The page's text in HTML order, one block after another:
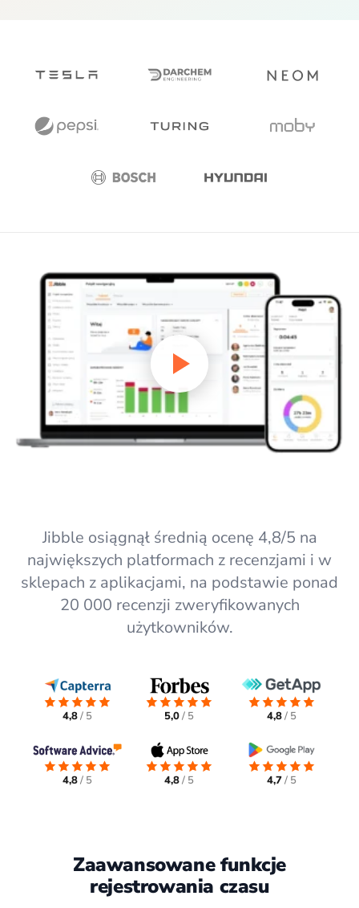
Jibble osiągnął średnią ocenę 4,8/5 na
największych platformach z recenzjami i w
sklepach z aplikacjami, na podstawie ponad
20 000 recenzji zweryfikowanych
użytkowników.
4,8/ 5 5,0/ 5 4,8/ 5
4,8/ 5 4,8/ 5 4,7/ 5
Zaawansowane funkcje
rejestrowania czasu